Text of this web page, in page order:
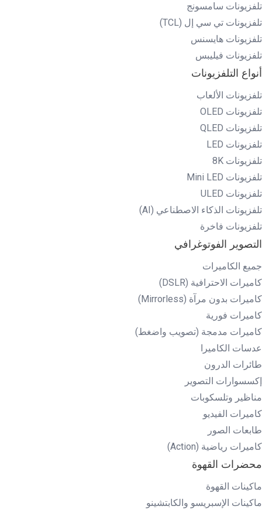
تلفزيونات سامسونج
تلفزيونات تي سي إل (TCL)
تلفزيونات هايسنس
تلفزيونات فيليبس
أنواع التلفزيونات
تلفزيونات الألعاب
تلفزيونات OLED
تلفزيونات QLED
تلفزيونات LED
تلفزيونات 8K
تلفزيونات Mini LED
تلفزيونات ULED
تلفزيونات الذكاء الاصطناعي (AI)
تلفزيونات فاخرة
التصوير الفوتوغرافي
جميع الكاميرات
كاميرات الاحترافية (DSLR)
كاميرات بدون مرآة (Mirrorless)
كاميرات فورية
كاميرات مدمجة (تصويب واضغط)
عدسات الكاميرا
طائرات الدرون
إكسسوارات التصوير
مناظير وتلسكوبات
كاميرات الفيديو
طابعات الصور
كاميرات رياضية (Action)
محضرات القهوة
ماكينات القهوة
ماكينات الإسبريسو والكابتشينو